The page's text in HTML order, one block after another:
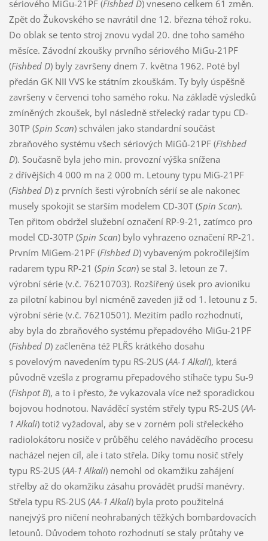
sériového MiGu-21PF (Fishbed D) vneseno celkem 61 změn.
Zpět do Žukovského se navrátil dne 12. března téhož roku.
Do oblak se tento stroj znovu vydal 20. dne toho samého
měsíce. Závodní zkoušky prvního sériového MiGu-21PF
(Fishbed D) byly završeny dnem 7. května 1962. Poté byl
předán GK NII VVS ke státním zkouškám. Ty byly úspěšně
završeny v červenci toho samého roku. Na základě výsledků
zmíněných zkoušek, byl následně střelecký radar typu CD-
30TP (Spin Scan) schválen jako standardní součást
zbraňového systému všech sériových MiGů-21PF (Fishbed
D). Současně byla jeho min. provozní výška snížena
z dřívějších 4 000 m na 2 000 m. Letouny typu MiG-21PF
(Fishbed D) z prvních šesti výrobních sérií se ale nakonec
musely spokojit se starším modelem CD-30T (Spin Scan).
Ten přitom obdržel služební označení RP-9-21, zatímco pro
model CD-30TP (Spin Scan) bylo vyhrazeno označení RP-21.
Prvním MiGem-21PF (Fishbed D) vybaveným pokročilejším
radarem typu RP-21 (Spin Scan) se stal 3. letoun ze 7.
výrobní série (v.č. 76210703). Rozšířený úsek pro avioniku
za pilotní kabinou byl nicméně zaveden již od 1. letounu z 5.
výrobní série (v.č. 76210501). Mezitím padlo rozhodnutí,
aby byla do zbraňového systému přepadového MiGu-21PF
(Fishbed D) začleněna též PLŘS krátkého dosahu
s povelovým navedením typu RS-2US (AA-1 Alkali), která
původně vzešla z programu přepadového stíhače typu Su-9
(Fishpot B), a to i přesto, že vykazovala více než sporadickou
bojovou hodnotou. Naváděcí systém střely typu RS-2US (AA-
1 Alkali) totiž vyžadoval, aby se v zorném poli střeleckého
radiolokátoru nosiče v průběhu celého naváděcího procesu
nacházel nejen cíl, ale i tato střela. Díky tomu nosič střely
typu RS-2US (AA-1 Alkali) nemohl od okamžiku zahájení
střelby až do okamžiku zásahu provádět prudší manévry.
Střela typu RS-2US (AA-1 Alkali) byla proto použitelná
nanejvýš pro ničení neohrabaných těžkých bombardovacích
letounů. Důvodem tohoto rozhodnutí se staly průtahy ve